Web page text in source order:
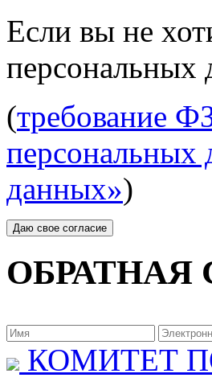
Если вы не
персональных
(требование
персональных
данных»)
ОБРАТНАЯ
КОМИТЕТ